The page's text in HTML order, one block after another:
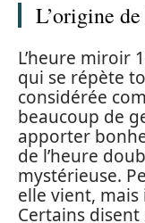
L’origine
L’heure miroir
qui se répète
considérée
beaucoup de
apporter
de l’heure
mystérieuse.
elle vient,
Certains